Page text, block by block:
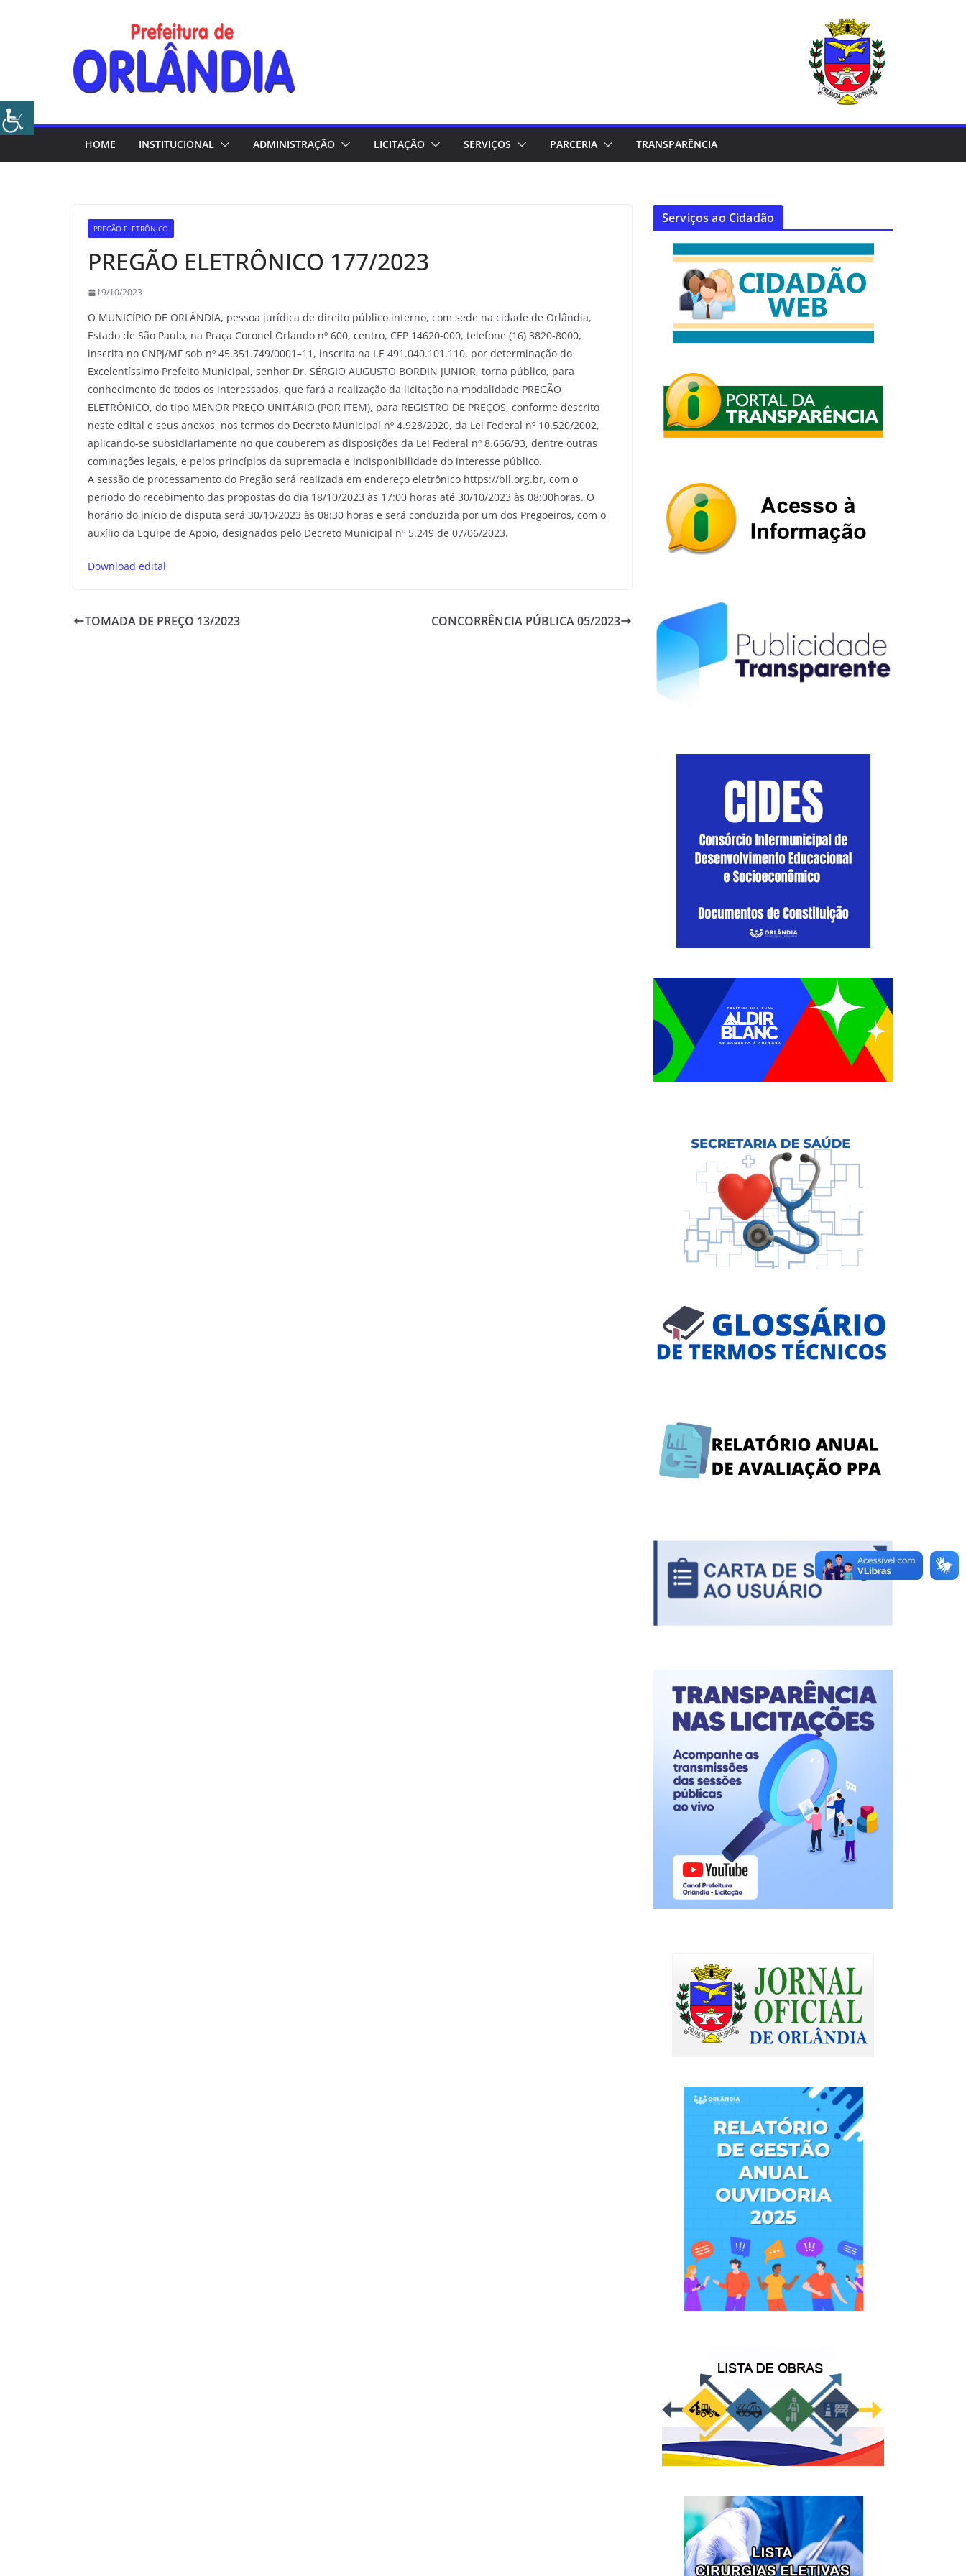
HOME INSTITUCIONAL ADMINISTRAÇÃO LICITAÇÃO SERVIÇOS PARCERIA TRANSPARÊNCIA
PREGÃO ELETRÔNICO
PREGÃO ELETRÔNICO 177/2023
19/10/2023
O MUNICÍPIO DE ORLÂNDIA, pessoa jurídica de direito público interno, com sede na cidade de Orlândia,
Estado de São Paulo, na Praça Coronel Orlando nº 600, centro, CEP 14620-000, telefone (16) 3820-8000,
inscrita no CNPJ/MF sob nº 45.351.749/0001–11, inscrita na I.E 491.040.101.110, por determinação do
Excelentíssimo Prefeito Municipal, senhor Dr. SÉRGIO AUGUSTO BORDIN JUNIOR, torna público, para
conhecimento de todos os interessados, que fará a realização da licitação na modalidade PREGÃO
ELETRÔNICO, do tipo MENOR PREÇO UNITÁRIO (POR ITEM), para REGISTRO DE PREÇOS, conforme descrito
neste edital e seus anexos, nos termos do Decreto Municipal nº 4.928/2020, da Lei Federal nº 10.520/2002,
aplicando-se subsidiariamente no que couberem as disposições da Lei Federal nº 8.666/93, dentre outras
cominações legais, e pelos princípios da supremacia e indisponibilidade do interesse público.
A sessão de processamento do Pregão será realizada em endereço eletrônico https://bll.org.br, com o
período do recebimento das propostas do dia 18/10/2023 às 17:00 horas até 30/10/2023 às 08:00horas. O
horário do início de disputa será 30/10/2023 às 08:30 horas e será conduzida por um dos Pregoeiros, com o
auxílio da Equipe de Apoio, designados pelo Decreto Municipal nº 5.249 de 07/06/2023.
Download edital
TOMADA DE PREÇO 13/2023 CONCORRÊNCIA PÚBLICA 05/2023
Serviços ao Cidadão